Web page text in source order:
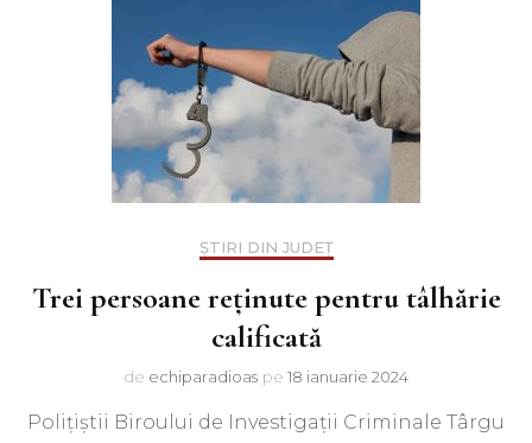
ȘTIRI DIN JUDEȚ
Trei persoane reținute pentru tâlhărie
calificată
de echiparadioas pe 18 ianuarie 2024
Polițiștii Biroului de Investigații Criminale Târgu